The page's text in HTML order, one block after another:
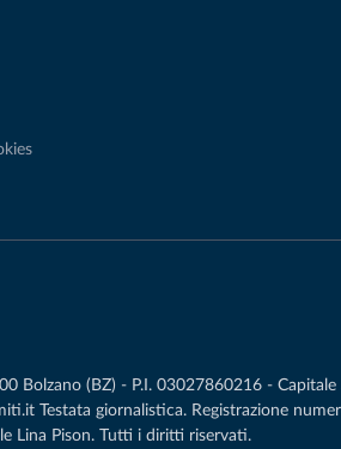
(BZ) - P.I. 03027860216 - Capitale
Testata giornalistica. Registrazione
Lina Pison. Tutti i diritti riservati.